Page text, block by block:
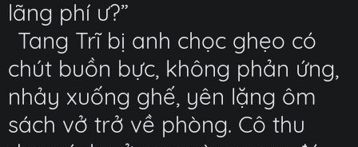
lãng phí ư?”
Tang Trĩ bị anh chọc ghẹo có
chút buồn bực, không phản ứng,
nhảy xuống ghế, yên lặng ôm
sách vở trở về phòng. Cô thu